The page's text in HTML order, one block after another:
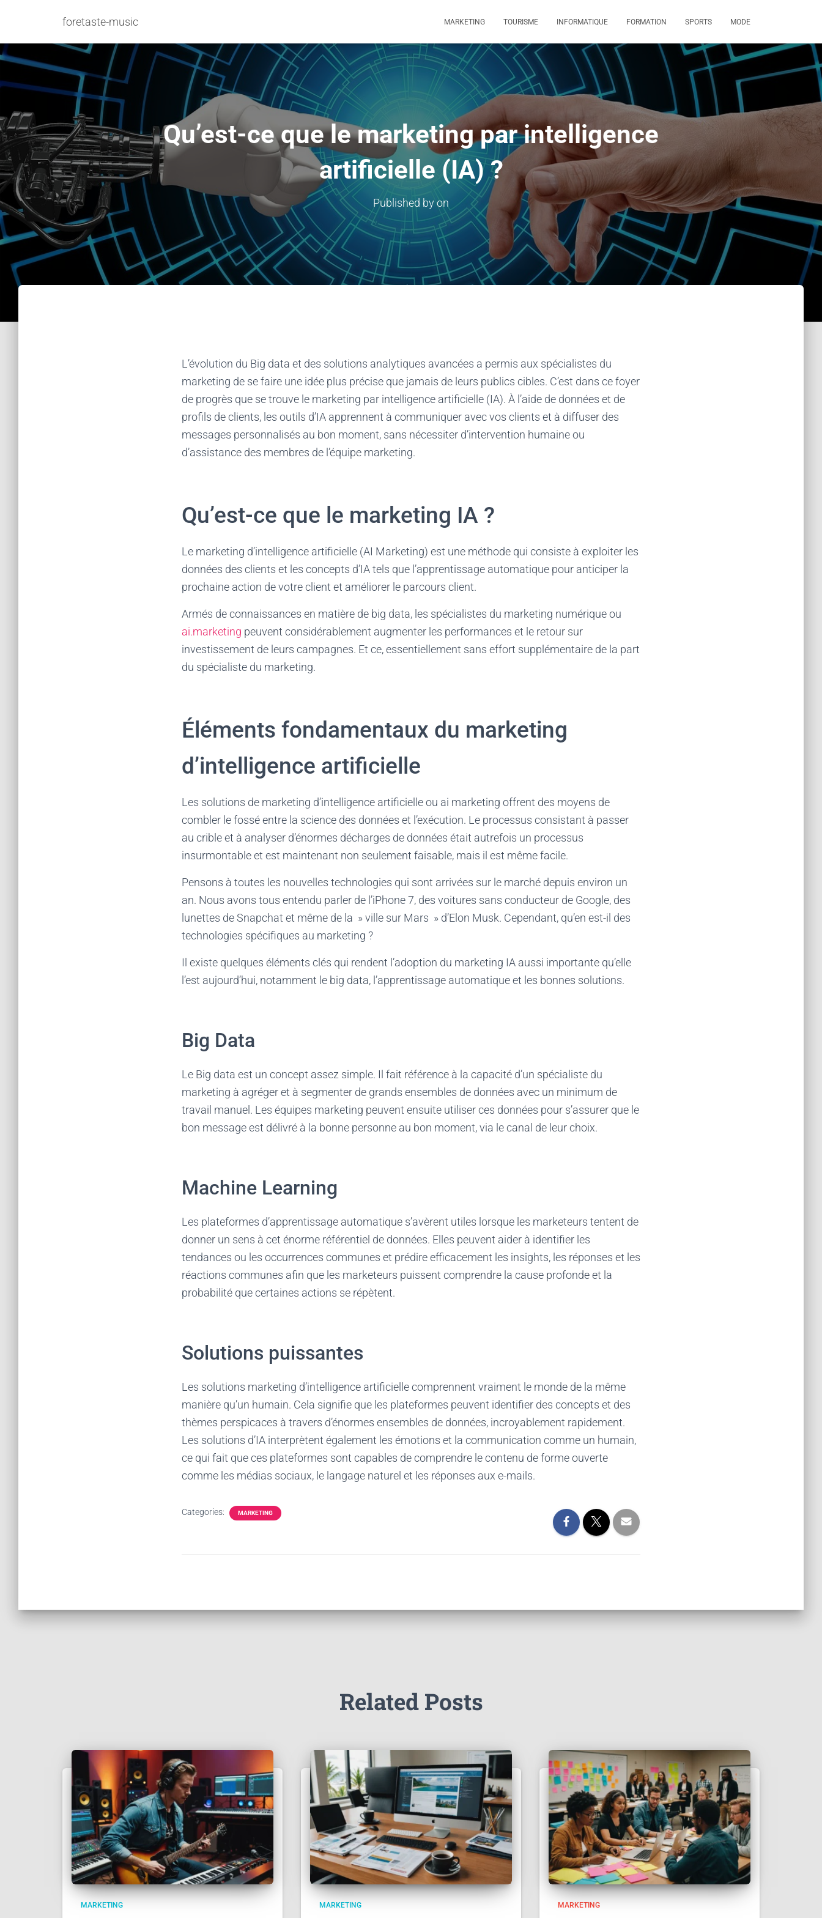
foretaste-music MARKETING TOURISME INFORMATIQUE FORMATION SPORTS MODE
Qu’est-ce que le marketing par intelligence
artificielle (IA) ?
Published byon
L’évolution du Big data et des solutions analytiques avancées a permis aux spécialistes du
marketing de se faire une idée plus précise que jamais de leurs publics cibles. C’est dans ce foyer
de progrès que se trouve le marketing par intelligence artificielle (IA). À l’aide de données et de
profils de clients, les outils d’IA apprennent à communiquer avec vos clients et à diffuser des
messages personnalisés au bon moment, sans nécessiter d’intervention humaine ou
d’assistance des membres de l’équipe marketing.
Qu’est-ce que le marketing IA ?
Le marketing d’intelligence artificielle (AI Marketing) est une méthode qui consiste à exploiter les
données des clients et les concepts d’IA tels que l’apprentissage automatique pour anticiper la
prochaine action de votre client et améliorer le parcours client.
Armés de connaissances en matière de big data, les spécialistes du marketing numérique ou
ai.marketing peuvent considérablement augmenter les performances et le retour sur
investissement de leurs campagnes. Et ce, essentiellement sans effort supplémentaire de la part
du spécialiste du marketing.
Éléments fondamentaux du marketing
d’intelligence artificielle
Les solutions de marketing d’intelligence artificielle ou ai marketing offrent des moyens de
combler le fossé entre la science des données et l’exécution. Le processus consistant à passer
au crible et à analyser d’énormes décharges de données était autrefois un processus
insurmontable et est maintenant non seulement faisable, mais il est même facile.
Pensons à toutes les nouvelles technologies qui sont arrivées sur le marché depuis environ un
an. Nous avons tous entendu parler de l’iPhone 7, des voitures sans conducteur de Google, des
lunettes de Snapchat et même de la » ville sur Mars » d’Elon Musk. Cependant, qu’en est-il des
technologies spécifiques au marketing ?
Il existe quelques éléments clés qui rendent l’adoption du marketing IA aussi importante qu’elle
l’est aujourd’hui, notamment le big data, l’apprentissage automatique et les bonnes solutions.
Big Data
Le Big data est un concept assez simple. Il fait référence à la capacité d’un spécialiste du
marketing à agréger et à segmenter de grands ensembles de données avec un minimum de
travail manuel. Les équipes marketing peuvent ensuite utiliser ces données pour s’assurer que le
bon message est délivré à la bonne personne au bon moment, via le canal de leur choix.
Machine Learning
Les plateformes d’apprentissage automatique s’avèrent utiles lorsque les marketeurs tentent de
donner un sens à cet énorme référentiel de données. Elles peuvent aider à identifier les
tendances ou les occurrences communes et prédire efficacement les insights, les réponses et les
réactions communes afin que les marketeurs puissent comprendre la cause profonde et la
probabilité que certaines actions se répètent.
Solutions puissantes
Les solutions marketing d’intelligence artificielle comprennent vraiment le monde de la même
manière qu’un humain. Cela signifie que les plateformes peuvent identifier des concepts et des
thèmes perspicaces à travers d’énormes ensembles de données, incroyablement rapidement.
Les solutions d’IA interprètent également les émotions et la communication comme un humain,
ce qui fait que ces plateformes sont capables de comprendre le contenu de forme ouverte
comme les médias sociaux, le langage naturel et les réponses aux e-mails.
Categories: MARKETING
Related Posts
MARKETING MARKETING MARKETING